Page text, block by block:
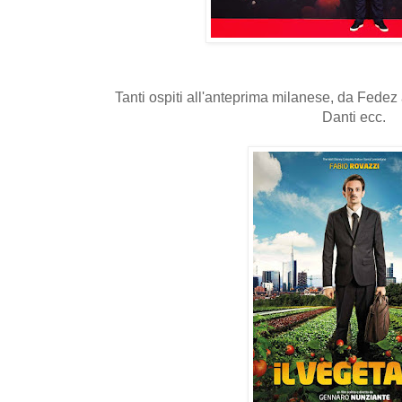
Tanti ospiti all'anteprima milanese, da
Danti ecc.